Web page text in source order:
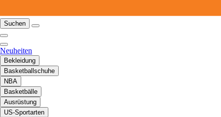
Suchen
Neuheiten
Bekleidung
Basketballschuhe
NBA
Basketbälle
Ausrüstung
US-Sportarten